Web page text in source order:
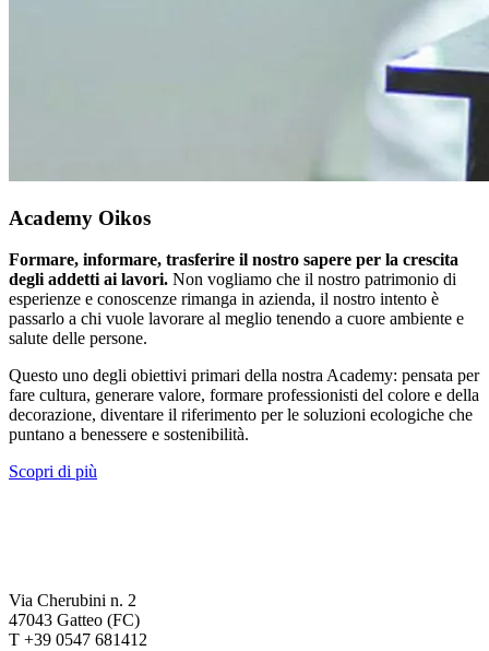
Academy Oikos
Formare, informare, trasferire il nostro sapere per la crescita
degli addetti ai lavori. Non vogliamo che il nostro patrimonio di
esperienze e conoscenze rimanga in azienda, il nostro intento è
passarlo a chi vuole lavorare al meglio tenendo a cuore ambiente e
salute delle persone.
Questo uno degli obiettivi primari della nostra Academy: pensata per
fare cultura, generare valore, formare professionisti del colore e della
decorazione, diventare il riferimento per le soluzioni ecologiche che
puntano a benessere e sostenibilità.
Scopri di più
Via Cherubini n. 2
47043 Gatteo (FC)
T +39 0547 681412